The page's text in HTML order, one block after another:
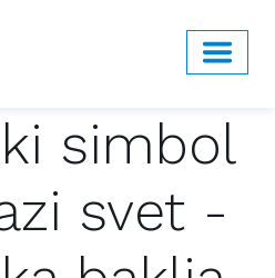
simbol
svet -